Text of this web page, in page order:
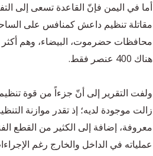
أما في اليمن فإنّ القاعدة تسعى إلى
مقاتلة تنظيم داعش كمنافس على
محافظات حضرموت، البيضاء، وهم أكثر
هناك 400 عنصر فقط.
ولفت التقرير إلى أنّ جزءاً من قوة
معروفة، إضافة إلى الكثير من القطع
عملياته في الداخل والخارج رغم